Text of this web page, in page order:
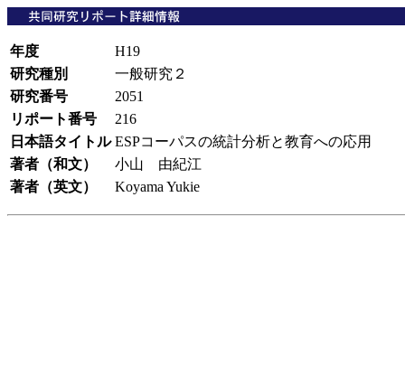
年度
H19
研究種別
一般研究２
研究番号
2051
リポート番号
216
日本語タイトル ESPコーパスの統計分析と教育への応用
著者（和文）
小山 由紀江
著者（英文）
Koyama Yukie